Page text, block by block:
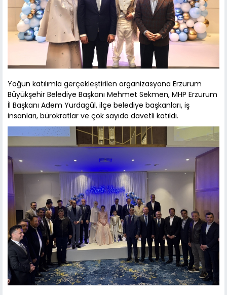
Yoğun katılımla gerçekleştirilen organizasyona Erzurum
Büyükşehir Belediye Başkanı Mehmet Sekmen, MHP Erzurum
İl Başkanı Adem Yurdagül, ilçe belediye başkanları, iş
insanları, bürokratlar ve çok sayıda davetli katıldı.